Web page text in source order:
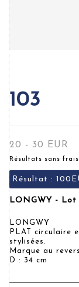
103
20 - 30 EUR
Résultats sans frais
Résultat :
LONGWY - Lot
LONGWY
PLAT circulaire
stylisées.
Marque au
D : 34 cm